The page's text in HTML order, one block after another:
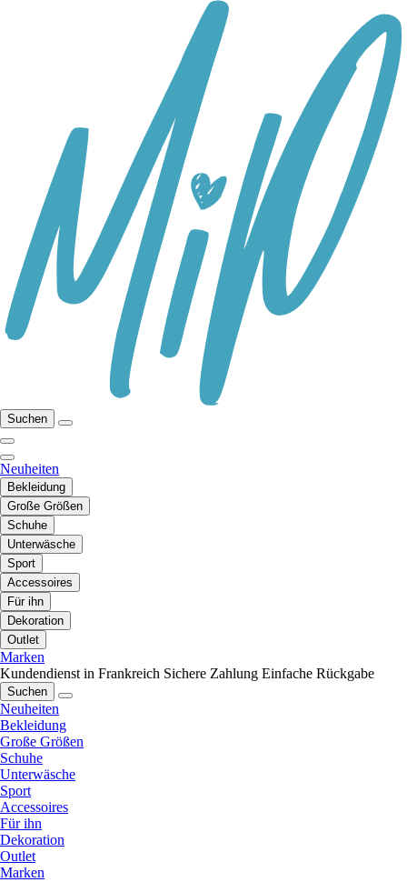
Suchen
Neuheiten
Bekleidung
Große Größen
Schuhe
Unterwäsche
Sport
Accessoires
Für ihn
Dekoration
Outlet
Marken
Kundendienst in Frankreich Sichere Zahlung Einfache Rückgabe
Suchen
Neuheiten
Bekleidung
Große Größen
Schuhe
Unterwäsche
Sport
Accessoires
Für ihn
Dekoration
Outlet
Marken